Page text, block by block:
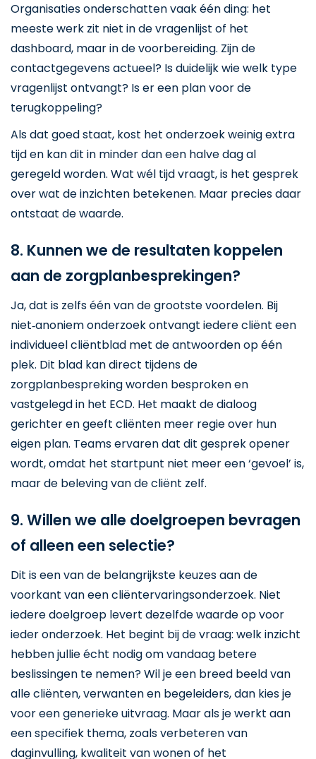
Organisaties onderschatten vaak één ding: het
meeste werk zit niet in de vragenlijst of het
dashboard, maar in de voorbereiding. Zijn de
contactgegevens actueel? Is duidelijk wie welk type
vragenlijst ontvangt? Is er een plan voor de
terugkoppeling?
Als dat goed staat, kost het onderzoek weinig extra
tijd en kan dit in minder dan een halve dag al
geregeld worden. Wat wél tijd vraagt, is het gesprek
over wat de inzichten betekenen. Maar precies daar
ontstaat de waarde.
8. Kunnen we de resultaten koppelen
aan de zorgplanbesprekingen?
Ja, dat is zelfs één van de grootste voordelen. Bij
niet‑anoniem onderzoek ontvangt iedere cliënt een
individueel cliëntblad met de antwoorden op één
plek. Dit blad kan direct tijdens de
zorgplanbespreking worden besproken en
vastgelegd in het ECD. Het maakt de dialoog
gerichter en geeft cliënten meer regie over hun
eigen plan. Teams ervaren dat dit gesprek opener
wordt, omdat het startpunt niet meer een ‘gevoel’ is,
maar de beleving van de cliënt zelf.
9. Willen we alle doelgroepen bevragen
of alleen een selectie?
Dit is een van de belangrijkste keuzes aan de
voorkant van een cliëntervaringsonderzoek. Niet
iedere doelgroep levert dezelfde waarde op voor
ieder onderzoek. Het begint bij de vraag: welk inzicht
hebben jullie écht nodig om vandaag betere
beslissingen te nemen? Wil je een breed beeld van
alle cliënten, verwanten en begeleiders, dan kies je
voor een generieke uitvraag. Maar als je werkt aan
een specifiek thema, zoals verbeteren van
daginvulling, kwaliteit van wonen of het